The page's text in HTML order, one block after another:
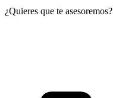
¿Quieres que te asesoremos?